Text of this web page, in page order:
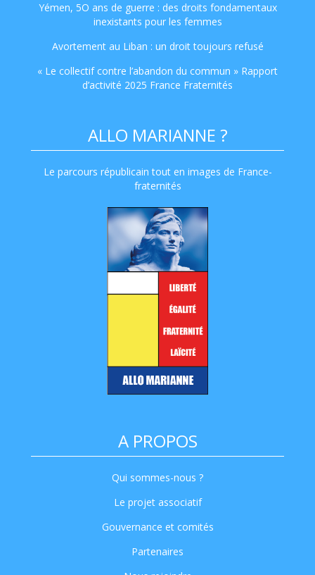
Yémen, 5O ans de guerre : des droits fondamentaux
inexistants pour les femmes
Avortement au Liban : un droit toujours refusé
« Le collectif contre l’abandon du commun » Rapport
d’activité 2025 France Fraternités
ALLO MARIANNE ?
Le parcours républicain tout en images de France-
fraternités
A PROPOS
Qui sommes-nous ?
Le projet associatif
Gouvernance et comités
Partenaires